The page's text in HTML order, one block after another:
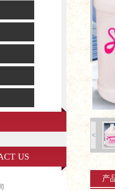
US
<
产